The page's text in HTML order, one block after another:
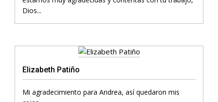
Dios...
Elizabeth Patiño
Mi agradecimiento para Andrea, así quedaron mis